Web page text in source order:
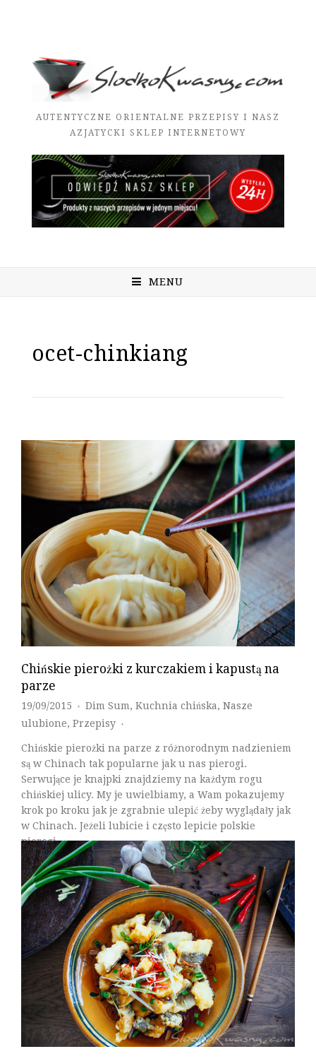
AUTENTYCZNE ORIENTALNE PRZEPISY I NASZ
AZJATYCKI SKLEP INTERNETOWY
MENU
ocet-chinkiang
Chińskie pierożki z kurczakiem i kapustą na
parze
19/09/2015 ♦ Dim Sum, Kuchnia chińska, Nasze
ulubione, Przepisy ♦
Chińskie pierożki na parze z różnorodnym nadzieniem
są w Chinach tak popularne jak u nas pierogi.
Serwujące je knajpki znajdziemy na każdym rogu
chińskiej ulicy. My je uwielbiamy, a Wam pokazujemy
krok po kroku jak je zgrabnie ulepić żeby wyglądały jak
w Chinach. Jeżeli lubicie i często lepicie polskie
pierogi,…
Czytaj Dalej